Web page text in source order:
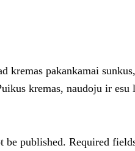
kremas pakankamai
kremas, naudoju ir esu
be published. Required